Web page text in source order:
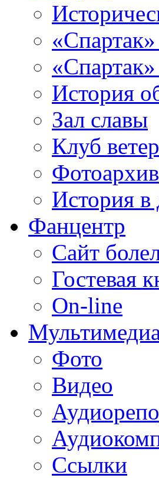
История
Зал славы
Клуб
Фотоархив
История в
Фанцентр
Сайт
Гостевая
On-line
Фото
Видео
Ссылки